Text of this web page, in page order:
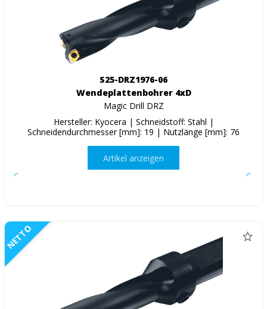
S25-DRZ1976-06
Wendeplattenbohrer 4xD
Magic Drill DRZ
Hersteller: Kyocera | Schneidstoff: Stahl |
Schneidendurchmesser [mm]: 19 | Nutzlänge [mm]: 76
Artikel anzeigen
NETTO